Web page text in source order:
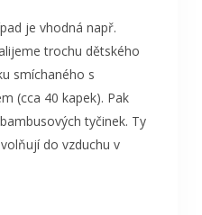
je vhodná např.
trochu dětského
smíchaného s
(cca 40 kapek). Pak
tyčinek. Ty
do vzduchu v